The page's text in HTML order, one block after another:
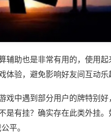
辅助也是非常有用的，使用
验，避免影响好友间互动乐
戏中遇到部分用户的牌特别
是有挂？确实存在此类外挂
平。